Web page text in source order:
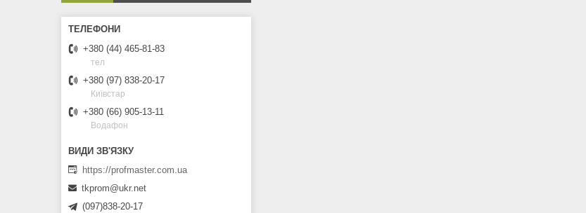
+380 (44) 465-81-83
тел
+380 (97) 838-20-17
Київстар
+380 (66) 905-13-11
Водафон
https://profmaster.com.ua
tkprom@ukr.net
(097)838-20-17